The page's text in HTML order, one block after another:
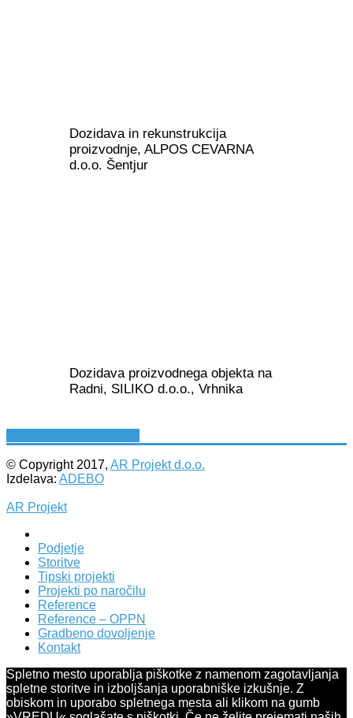
Dozidava in rekunstrukcija
proizvodnje, ALPOS CEVARNA
d.o.o. Šentjur
Dozidava proizvodnega objekta na
Radni, SILIKO d.o.o., Vrhnika
© Copyright 2017, AR Projekt d.o.o.
Izdelava: ADEBO
AR Projekt
Podjetje
Storitve
Tipski projekti
Projekti po naročilu
Reference
Reference – OPPN
Gradbeno dovoljenje
Kontakt
Spletno mesto uporablja piškotke z namenom zagotavljanja
spletne storitve in izboljšanja uporabniške izkušnje. Z
obiskom in uporabo spletnega mesta ali klikom na gumb